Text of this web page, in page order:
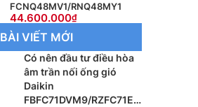
FCNQ48MV1/RNQ48MY1
44.600.000
BÀI VIẾT MỚI
Có nên đầu tư điều hòa
âm trần nối ống gió
Daikin
FBFC71DVM9/RZFC71EV